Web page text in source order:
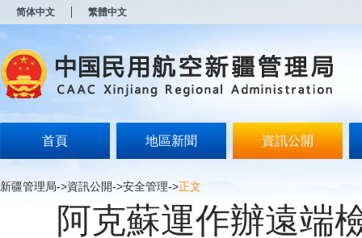
简体中文 繁體中文
首頁 地區新聞 資訊公開
新疆管理局->資訊公開->安全管理->正文
阿克蘇運作辦遠端
开
无
障
说
按
Alt